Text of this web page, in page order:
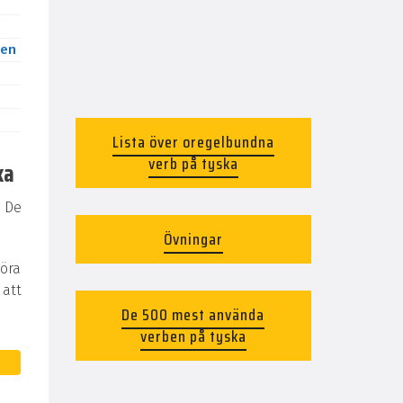
att
Lista över oregelbundna
verb på tyska
Övningar
De 500 mest använda
verben på tyska